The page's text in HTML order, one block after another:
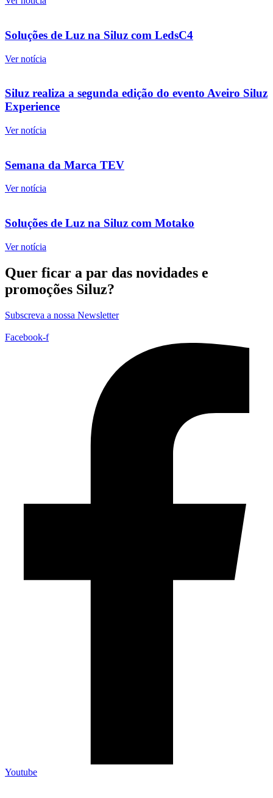
Soluções de Luz na Siluz com LedsC4
Ver notícia
Siluz realiza a segunda edição do evento Aveiro Siluz
Experience
Ver notícia
Semana da Marca TEV
Ver notícia
Soluções de Luz na Siluz com Motako
Ver notícia
Quer ficar a par das novidades e
promoções Siluz?
Subscreva a nossa Newsletter
Facebook-f
Youtube